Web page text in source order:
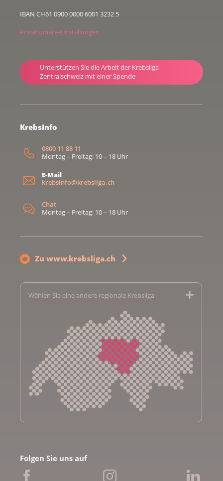
IBAN CH61 0900 0000 6001 3232 5
Privatsphäre-Einstellungen
Unterstützen Sie die Arbeit der Krebsliga
Zentralschweiz mit einer Spende
KrebsInfo
0800 11 88 11
Montag – Freitag: 10 – 18 Uhr
E-Mail
krebsinfo@krebsliga.ch
Chat
Montag – Freitag: 10 – 18 Uhr
Zu www.krebsliga.ch
Wählen Sie eine andere regionale Krebsliga
Krebsliga Bern
Krebsliga Freiburg
Folgen Sie uns auf